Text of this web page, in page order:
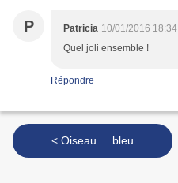
P Patricia 10/01/2016 18:34
Quel joli ensemble !
Répondre
< Oiseau ... bleu